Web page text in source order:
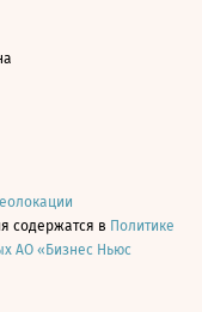
содержатся в Политике
АО «Бизнес Ньюс